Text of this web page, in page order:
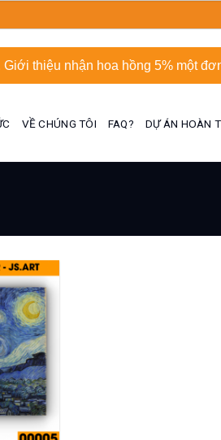
thiệu nhận hoa hồng 5% một
VỀ CHÚNG TÔI FAQ? DỰ ÁN HOÀN